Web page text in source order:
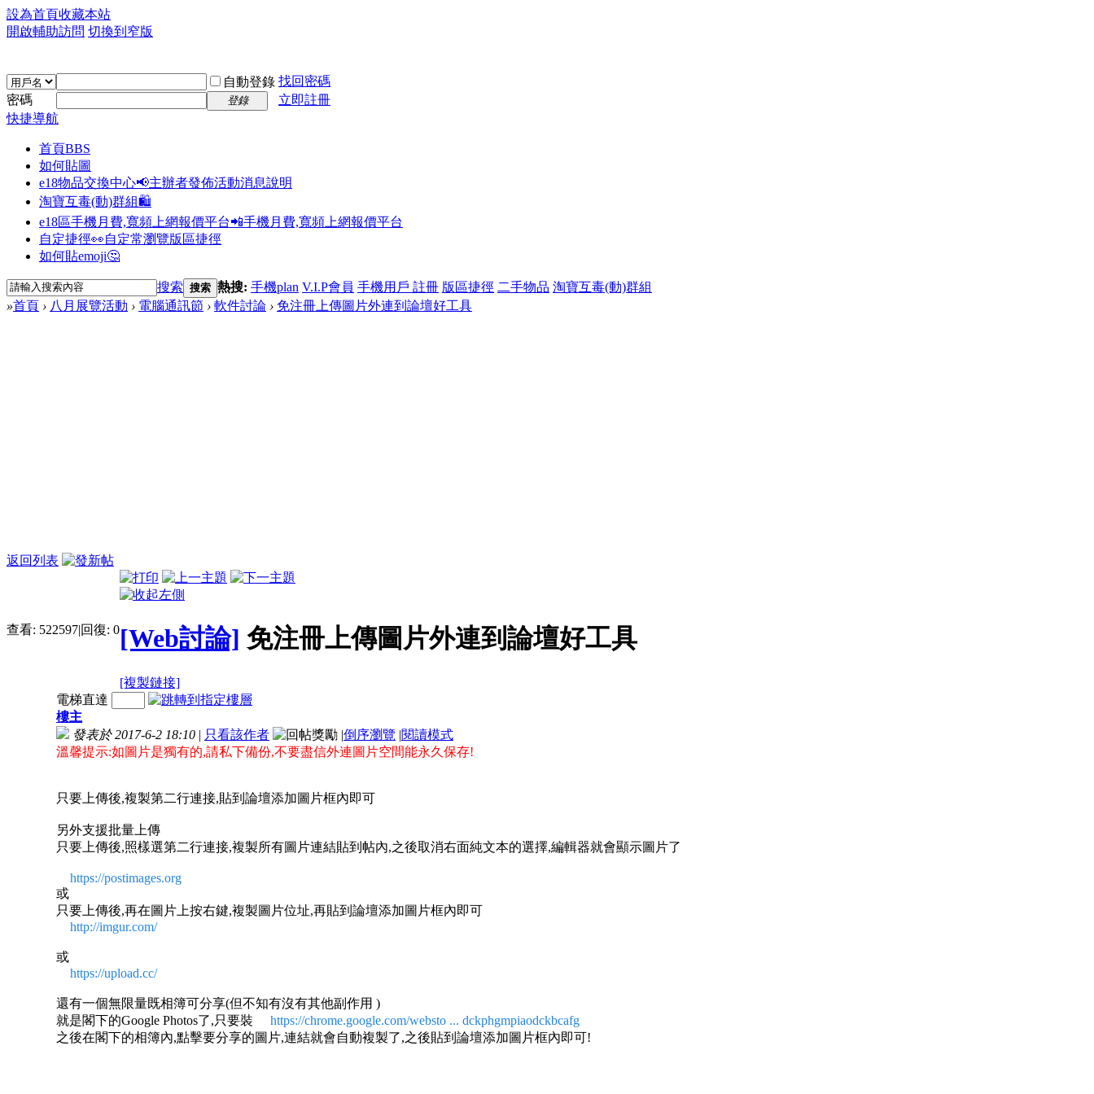
設為首頁收藏本站
開啟輔助訪問 切換到窄版
自動登錄 找回密碼
密碼
登錄
立即註冊
快捷導航
首頁BBS
如何貼圖
e18物品交換中心📢主辦者發佈活動消息說明
淘寶互毒(動)群組🛍️
e18區手機月費,寬頻上網報價平台📲手機月費,寬頻上網報價平台
自定捷徑👀自定常瀏覽版區捷徑
如何貼emoji🤔
搜索 搜索 熱搜: 手機plan V.I.P會員 手機用戶 註冊 版區捷徑 二手物品 淘寶互毒(動)群組
»首頁 › 八月展覽活動 › 電腦通訊節 › 軟件討論 › 免注冊上傳圖片外連到論壇好工具
返回列表
查看: 522597|回復: 0[Web討論] 免注冊上傳圖片外連到論壇好工具
[複製鏈接]
電梯直達
樓主
發表於 2017-6-2 18:10 | 只看該作者 |倒序瀏覽 |閱讀模式
溫馨提示:如圖片是獨有的,請私下備份,不要盡信外連圖片空間能永久保存!
只要上傳後,複製第二行連接,貼到論壇添加圖片框內即可
另外支援批量上傳
只要上傳後,照樣選第二行連接,複製所有圖片連結貼到帖內,之後取消右面純文本的選擇,編輯器就會顯示圖片了
https://postimages.org
或
只要上傳後,再在圖片上按右鍵,複製圖片位址,再貼到論壇添加圖片框內即可
http://imgur.com/
或
https://upload.cc/
還有一個無限量既相簿可分享(但不知有沒有其他副作用 )
就是閣下的Google Photos了,只要裝
https://chrome.google.com/websto ... dckphgmpiaodckbcafg
之後在閣下的相簿內,點擊要分享的圖片,連結就會自動複製了,之後貼到論壇添加圖片框內即可!